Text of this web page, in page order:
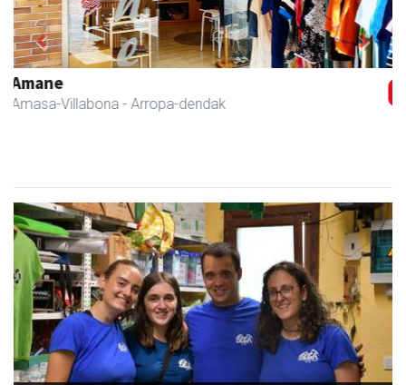
Adunako Udala
Aduna - Udaletxeak
Previous Next